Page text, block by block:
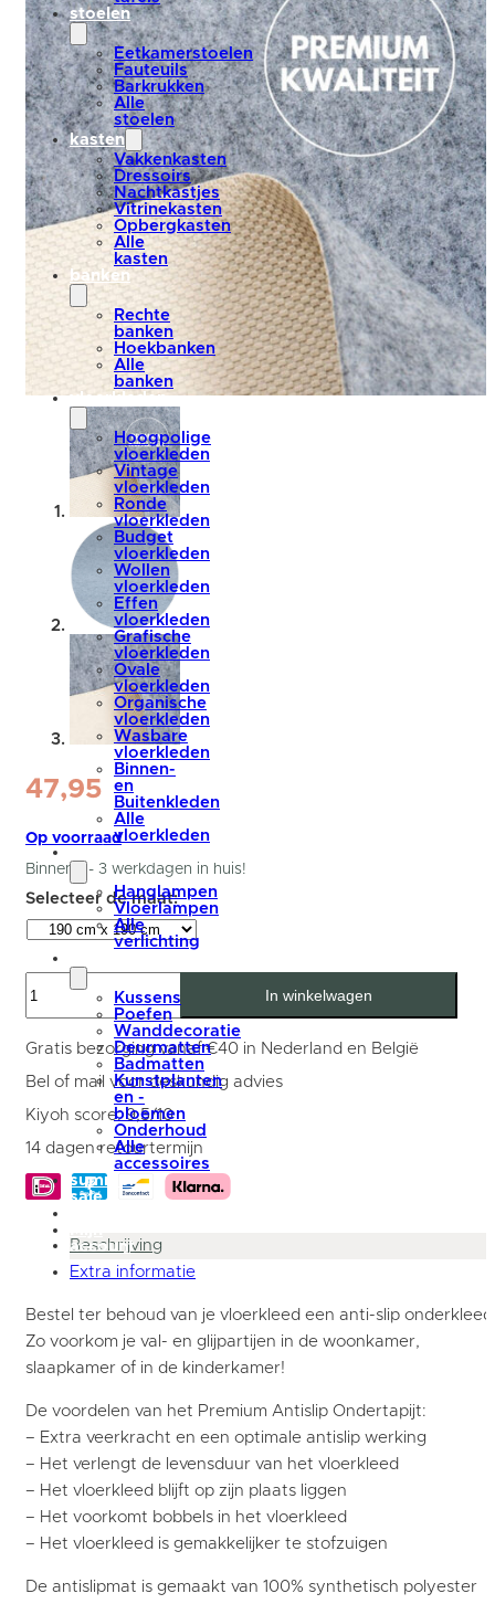
stoelen
Eetkamerstoelen
Fauteuils
Barkrukken
Alle
stoelen
kasten
Vakkenkasten
Dressoirs
Nachtkastjes
Vitrinekasten
Opbergkasten
Alle
kasten
banken
Rechte
banken
Hoekbanken
Alle
banken
vloerkleden
Hoogpolige
vloerkleden
Vintage
vloerkleden
Ronde
vloerkleden
Budget
vloerkleden
Wollen
vloerkleden
Effen
vloerkleden
Grafische
vloerkleden
Ovale
vloerkleden
Organische
vloerkleden
Wasbare
vloerkleden
Binnen-
en
Buitenkleden
Alle
vloerkleden
Hanglampen
Vloerlampen
Alle
verlichting
Kussens
Poefen
Wanddecoratie
Deurmatten
Badmatten
Kunstplanten
en -
bloemen
Onderhoud
Alle
accessoires
summer
sale
account
47,95
Op voorraad
Binnen 1 - 3 werkdagen in huis!
Antislip
Ondertapijt
cm
In winkelwagen
Gratis bezorging vanaf €40 in Nederland en België
Bel of mail voor deskundig advies
Kiyoh score: 9,5/10
14 dagen retourtermijn
Beschrijving
Extra informatie
Bestel ter behoud van je vloerkleed een anti-slip
Zo voorkom je val- en glijpartijen in de woonkamer,
slaapkamer of in de kinderkamer!
De voordelen van het Premium Antislip Ondertapijt:
– Extra veerkracht en een optimale antislip werking
– Het verlengt de levensduur van het vloerkleed
– Het vloerkleed blijft op zijn plaats liggen
– Het voorkomt bobbels in het vloerkleed
– Het vloerkleed is gemakkelijker te stofzuigen
De antislipmat is gemaakt van 100% synthetisch polyester